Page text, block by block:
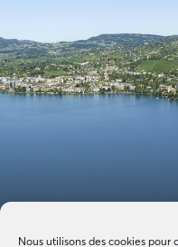
Nous utilisons des cookies